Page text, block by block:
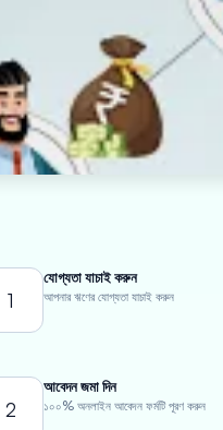
1
যোগ্যতা যাচাই করুন
আপনার ঋণের যোগ্যতা যাচাই করুন
2
আবেদন জমা দিন
১০০% অনলাইন আবেদন ফর্মটি পূরণ করুন